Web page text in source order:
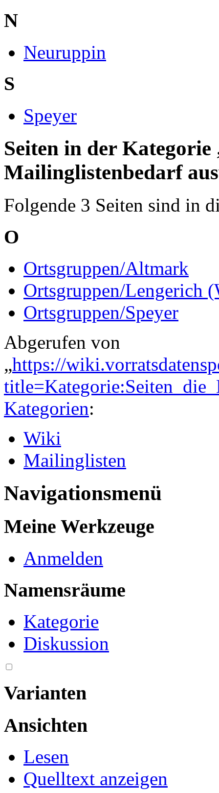
N
Neuruppin
S
Speyer
Seiten in der Kategorie
Mailinglistenbedarf
Folgende 3 Seiten sind in
O
Ortsgruppen/Altmark
Ortsgruppen/Lengerich
Ortsgruppen/Speyer
Abgerufen von
„https://
Kategorien:
Wiki
Mailinglisten
Navigationsmenü
Meine Werkzeuge
Anmelden
Namensräume
Kategorie
Diskussion
Varianten
Ansichten
Lesen
Quelltext anzeigen